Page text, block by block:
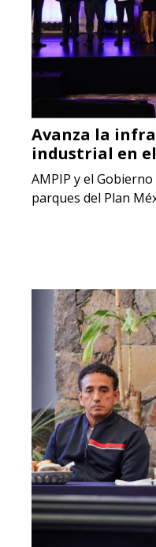
Avanza la
industrial en
AMPIP y el
parques del Plan